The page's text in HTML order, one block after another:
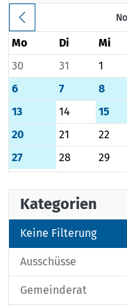
Mo Di Mi
30
31 1
6
7 8
13
14 15
20
21 22
27
28 29
Kategorien
Keine Filterung
Ausschüsse
Gemeinderat